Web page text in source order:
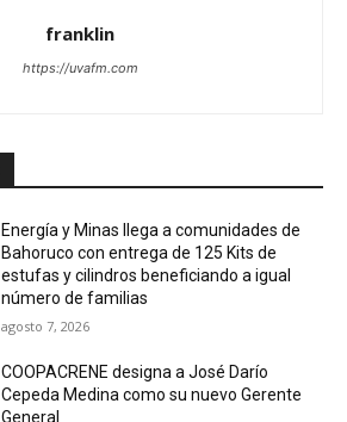
franklin
https://uvafm.com
Energía y Minas llega a comunidades de
Bahoruco con entrega de 125 Kits de
estufas y cilindros beneficiando a igual
número de familias
agosto 7, 2026
COOPACRENE designa a José Darío
Cepeda Medina como su nuevo Gerente
General